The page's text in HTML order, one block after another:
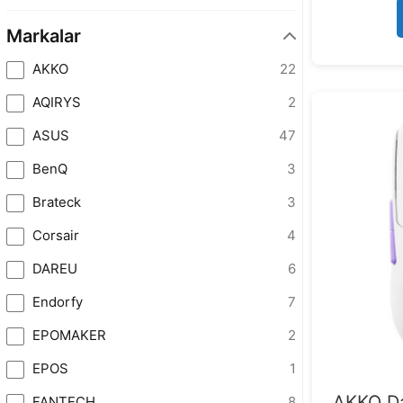
Markalar
AKKO
22
AQIRYS
2
ASUS
47
BenQ
3
Brateck
3
Corsair
4
DAREU
6
Endorfy
7
EPOMAKER
2
EPOS
1